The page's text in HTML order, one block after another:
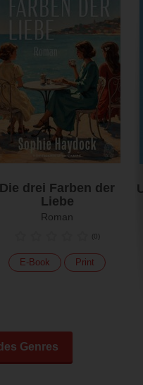
Die drei Farben der
Liebe
Roman
(0
E-Book Print
Genres